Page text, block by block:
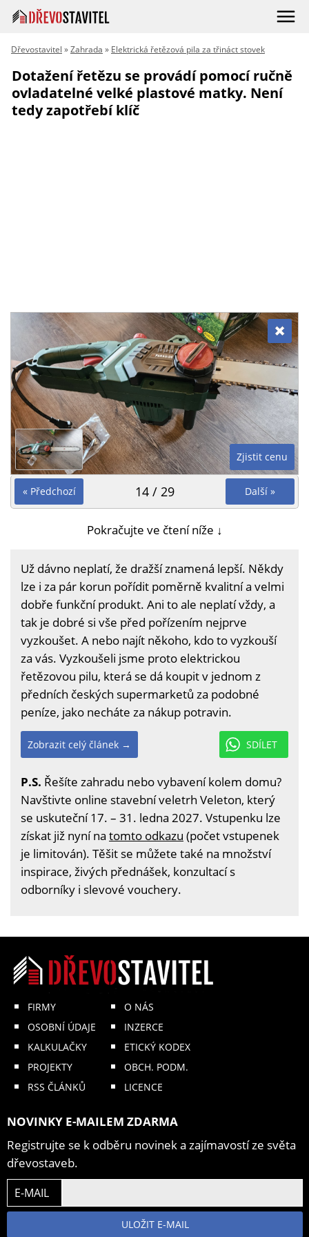
Dřevostavitel »Zahrada » Elektrická řetězová pila za třináct stovek
Dotažení řetězu se provádí pomocí ručně
ovladatelné velké plastové matky. Není
tedy zapotřebí klíč
Zjistit cenu
« Předchozí Další »
14 / 29
Pokračujte ve čtení níže ↓
Už dávno neplatí, že dražší znamená lepší. Někdy
lze i za pár korun pořídit poměrně kvalitní a velmi
dobře funkční produkt. Ani to ale neplatí vždy, a
tak je dobré si vše před pořízením nejprve
vyzkoušet. A nebo najít někoho, kdo to vyzkouší
za vás. Vyzkoušeli jsme proto elektrickou
řetězovou pilu, která se dá koupit v jednom z
předních českých supermarketů za podobné
peníze, jako necháte za nákup potravin.
SDÍLET
Zobrazit celý článek →
P.S. Řešíte zahradu nebo vybavení kolem domu?
Navštivte online stavební veletrh Veleton, který
se uskuteční 17. – 31. ledna 2027. Vstupenku lze
získat již nyní na tomto odkazu (počet vstupenek
je limitován). Těšit se můžete také na množství
inspirace, živých přednášek, konzultací s
odborníky i slevové vouchery.
FIRMY
OSOBNÍ ÚDAJE
KALKULAČKY
PROJEKTY
RSS ČLÁNKŮ
O NÁS
INZERCE
ETICKÝ KODEX
OBCH. PODM.
LICENCE
NOVINKY E-MAILEM ZDARMA
Registrujte se k odběru novinek a zajímavostí ze světa
dřevostaveb.
E-MAIL
ULOŽIT E-MAIL